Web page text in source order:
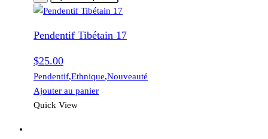
Pendentif Tibétain 17
$25.00
Pendentif,Ethnique,Nouveauté
Ajouter au panier
Quick View